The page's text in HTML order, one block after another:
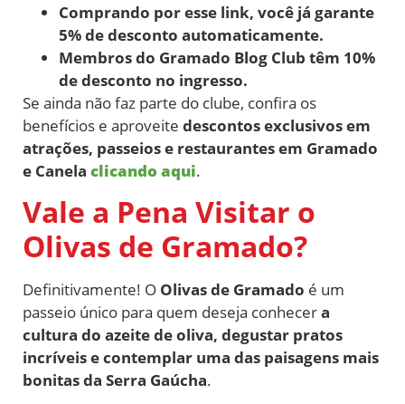
Comprando por esse link, você já garante
5% de desconto automaticamente.
Membros do Gramado Blog Club têm 10%
de desconto no ingresso.
Se ainda não faz parte do clube, confira os
benefícios e aproveite descontos exclusivos em
atrações, passeios e restaurantes em Gramado
e Canela clicando aqui.
Vale a Pena Visitar o
Olivas de Gramado?
Definitivamente! O Olivas de Gramado é um
passeio único para quem deseja conhecera
cultura do azeite de oliva, degustar pratos
incríveis e contemplar uma das paisagens mais
bonitas da Serra Gaúcha.